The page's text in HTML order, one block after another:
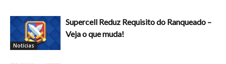
Notícias
Supercell Reduz Requisito do Ranqueado –
Veja o que muda!